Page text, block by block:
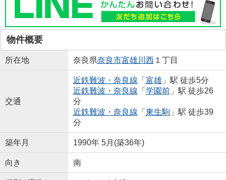
物件概要
所在地 奈良県奈良市富雄川西１丁目
交通
近鉄難波・奈良線 「 富雄」駅 徒歩5分
近鉄難波・奈良線 「 学園前」駅 徒歩26
分
近鉄難波・奈良線 「 東生駒」駅 徒歩39
分
築年月 1990年 5月(築36年)
向き 南